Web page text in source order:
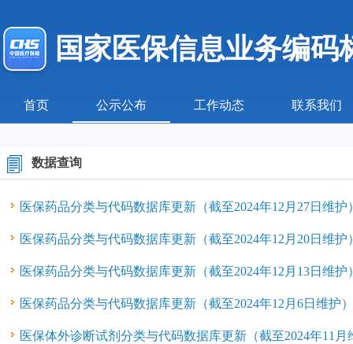
国家医保信息业务编码
首页 公示公布 工作动态 联系我们
数据查询
医保药品分类与代码数据库更新（截至2024年12月27日维护
医保药品分类与代码数据库更新（截至2024年12月20日维护
医保药品分类与代码数据库更新（截至2024年12月13日维护
医保药品分类与代码数据库更新（截至2024年12月6日维护）
医保体外诊断试剂分类与代码数据库更新（截至2024年11月